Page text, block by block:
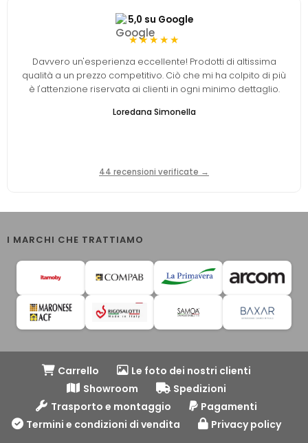
5,0 su Google
★★★★★
Davvero un'esperienza eccellente! Prodotti di altissima
qualità a un prezzo competitivo. Ciò che mi ha colpito di più
è l'attenzione riservata ai clienti in ogni minimo dettaglio.
Loredana Simonella
44 recensioni verificate →
I MARCHI CHE TRATTIAMO
Carrello
Le foto dei nostri clienti
Showroom
Spedizioni
Trasporto e montaggio
Pagamenti
Termini e condizioni di vendita
Privacy policy